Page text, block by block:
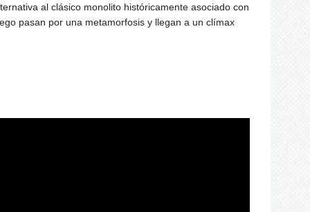
al clásico monolito históricamente asociado con
pasan por una metamorfosis y llegan a un clímax